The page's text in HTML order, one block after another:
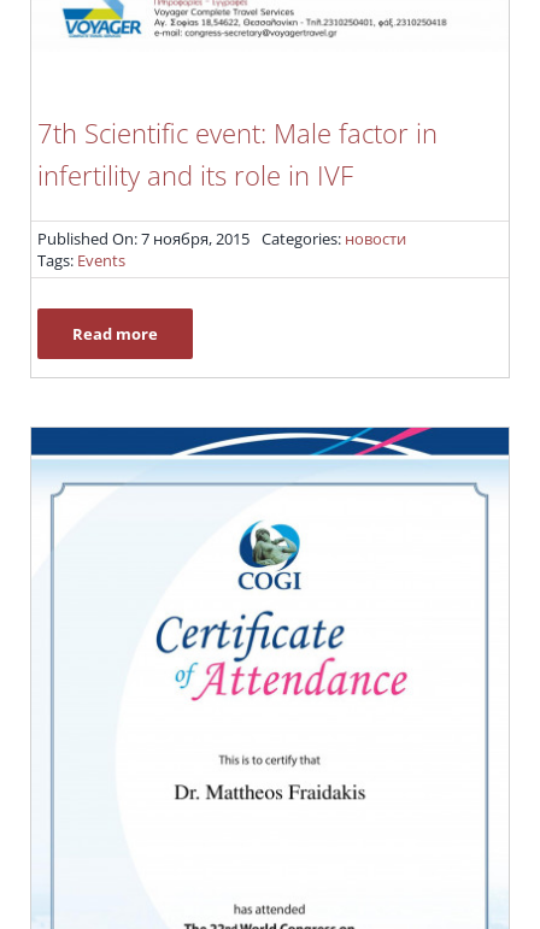
7th Scientific event: Male factor in
infertility and its role in IVF
Published On: 7 ноября, 2015 Categories: новости
Tags: Events
Read more